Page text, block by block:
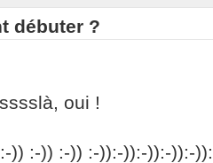
débuter ?
oui !
)) :-)) :-)) :-)):-)):-)):-)):-